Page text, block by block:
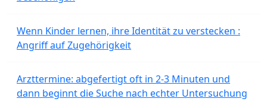
Wenn Kinder lernen, ihre Identität zu verstecken :
Angriff auf Zugehörigkeit
Arzttermine: abgefertigt oft in 2-3 Minuten und
dann beginnt die Suche nach echter Untersuchung